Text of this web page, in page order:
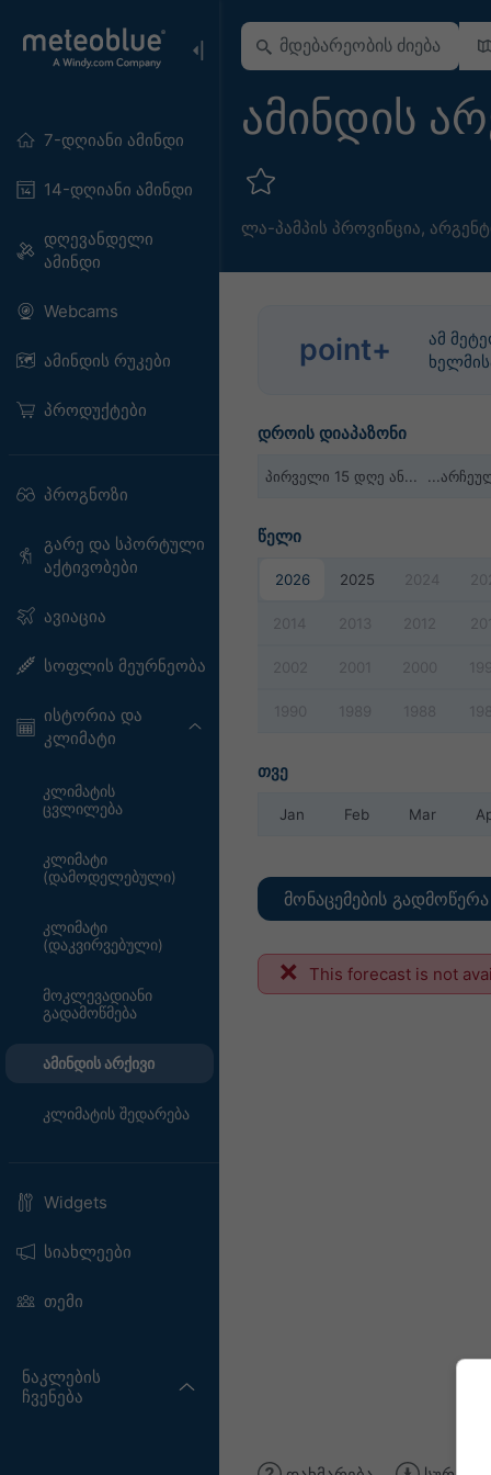
7-დღიანი ამინდი
14-დღიანი ამინდი
დღევანდელი
ამინდი
Webcams
ამინდის რუკები
პროდუქტები
პროგნოზი
გარე და სპორტული
აქტივობები
ავიაცია
სოფლის მეურნეობა
ისტორია და
კლიმატი
კლიმატის
ცვლილება
კლიმატი
(დამოდელებული)
კლიმატი
(დაკვირვებული)
მოკლევადიანი
გადამოწმება
ამინდის არქივი
კლიმატის შედარება
Widgets
სიახლეები
თემი
ნაკლების
ჩვენება
ამინდის
ლა-პამპის პროვინცია,
point+
ამ
დროის დიაპაზონი
პირველი 15 დღე ან...
წელი
2026 2025 2024
2014 2013 2012 2011
2002 2001 2000
1990 1989 1988
თვე
Jan Feb Mar
მონაცემების
This forecast is not